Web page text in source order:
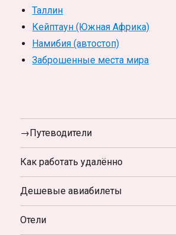
Таллин
Кейптаун (Южная Африка)
Намибия (автостоп)
Заброшенные места мира
→Путеводители
Как работать удалённо
Дешевые авиабилеты
Отели